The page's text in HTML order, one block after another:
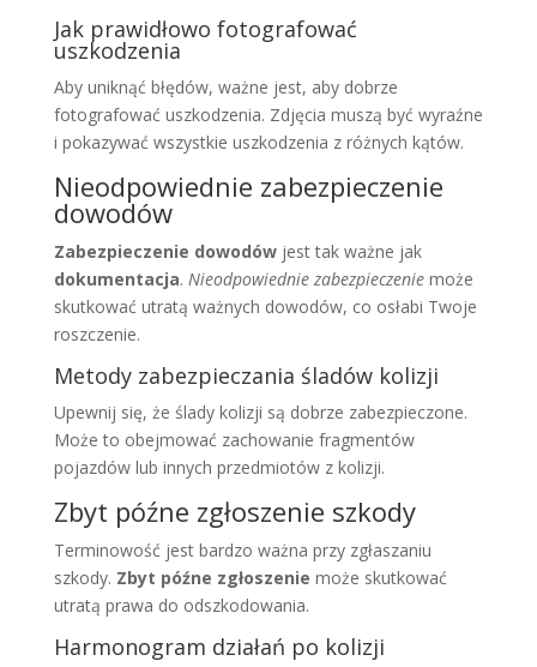
Jak prawidłowo fotografować
uszkodzenia
Aby uniknąć błędów, ważne jest, aby dobrze
fotografować uszkodzenia. Zdjęcia muszą być wyraźne
i pokazywać wszystkie uszkodzenia z różnych kątów.
Nieodpowiednie zabezpieczenie
dowodów
Zabezpieczenie dowodówjest tak ważne jak
dokumentacja. Nieodpowiednie zabezpieczeniemoże
skutkować utratą ważnych dowodów, co osłabi Twoje
roszczenie.
Metody zabezpieczania śladów kolizji
Upewnij się, że ślady kolizji są dobrze zabezpieczone.
Może to obejmować zachowanie fragmentów
pojazdów lub innych przedmiotów z kolizji.
Zbyt późne zgłoszenie szkody
Terminowość jest bardzo ważna przy zgłaszaniu
szkody. Zbyt późne zgłoszenie może skutkować
utratą prawa do odszkodowania.
Harmonogram działań po kolizji